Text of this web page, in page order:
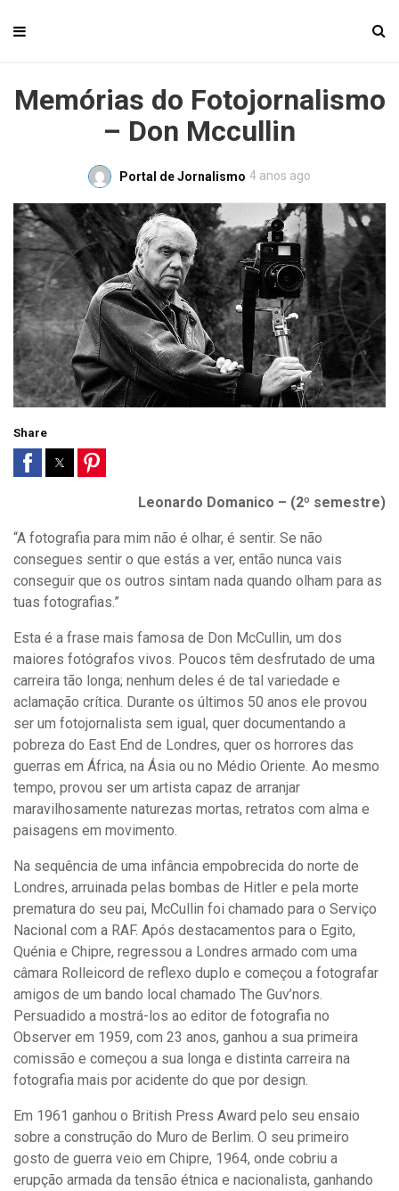
Memórias do Fotojornalismo
– Don Mccullin
Portal de Jornalismo 4 anos ago
Share
Leonardo Domanico – (2º semestre)
“A fotografia para mim não é olhar, é sentir. Se não
consegues sentir o que estás a ver, então nunca vais
conseguir que os outros sintam nada quando olham para as
tuas fotografias.”
Esta é a frase mais famosa de Don McCullin, um dos
maiores fotógrafos vivos. Poucos têm desfrutado de uma
carreira tão longa; nenhum deles é de tal variedade e
aclamação crítica. Durante os últimos 50 anos ele provou
ser um fotojornalista sem igual, quer documentando a
pobreza do East End de Londres, quer os horrores das
guerras em África, na Ásia ou no Médio Oriente. Ao mesmo
tempo, provou ser um artista capaz de arranjar
maravilhosamente naturezas mortas, retratos com alma e
paisagens em movimento.
Na sequência de uma infância empobrecida do norte de
Londres, arruinada pelas bombas de Hitler e pela morte
prematura do seu pai, McCullin foi chamado para o Serviço
Nacional com a RAF. Após destacamentos para o Egito,
Quénia e Chipre, regressou a Londres armado com uma
câmara Rolleicord de reflexo duplo e começou a fotografar
amigos de um bando local chamado The Guv’nors.
Persuadido a mostrá-los ao editor de fotografia no
Observer em 1959, com 23 anos, ganhou a sua primeira
comissão e começou a sua longa e distinta carreira na
fotografia mais por acidente do que por design.
Em 1961 ganhou o British Press Award pelo seu ensaio
sobre a construção do Muro de Berlim. O seu primeiro
gosto de guerra veio em Chipre, 1964, onde cobriu a
erupção armada da tensão étnica e nacionalista, ganhando